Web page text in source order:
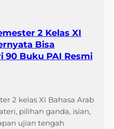
2 Kelas XI
Bisa
90 Buku PAI Resmi
2 kelas XI Bahasa Arab
pilihan ganda, isian,
ujian tengah